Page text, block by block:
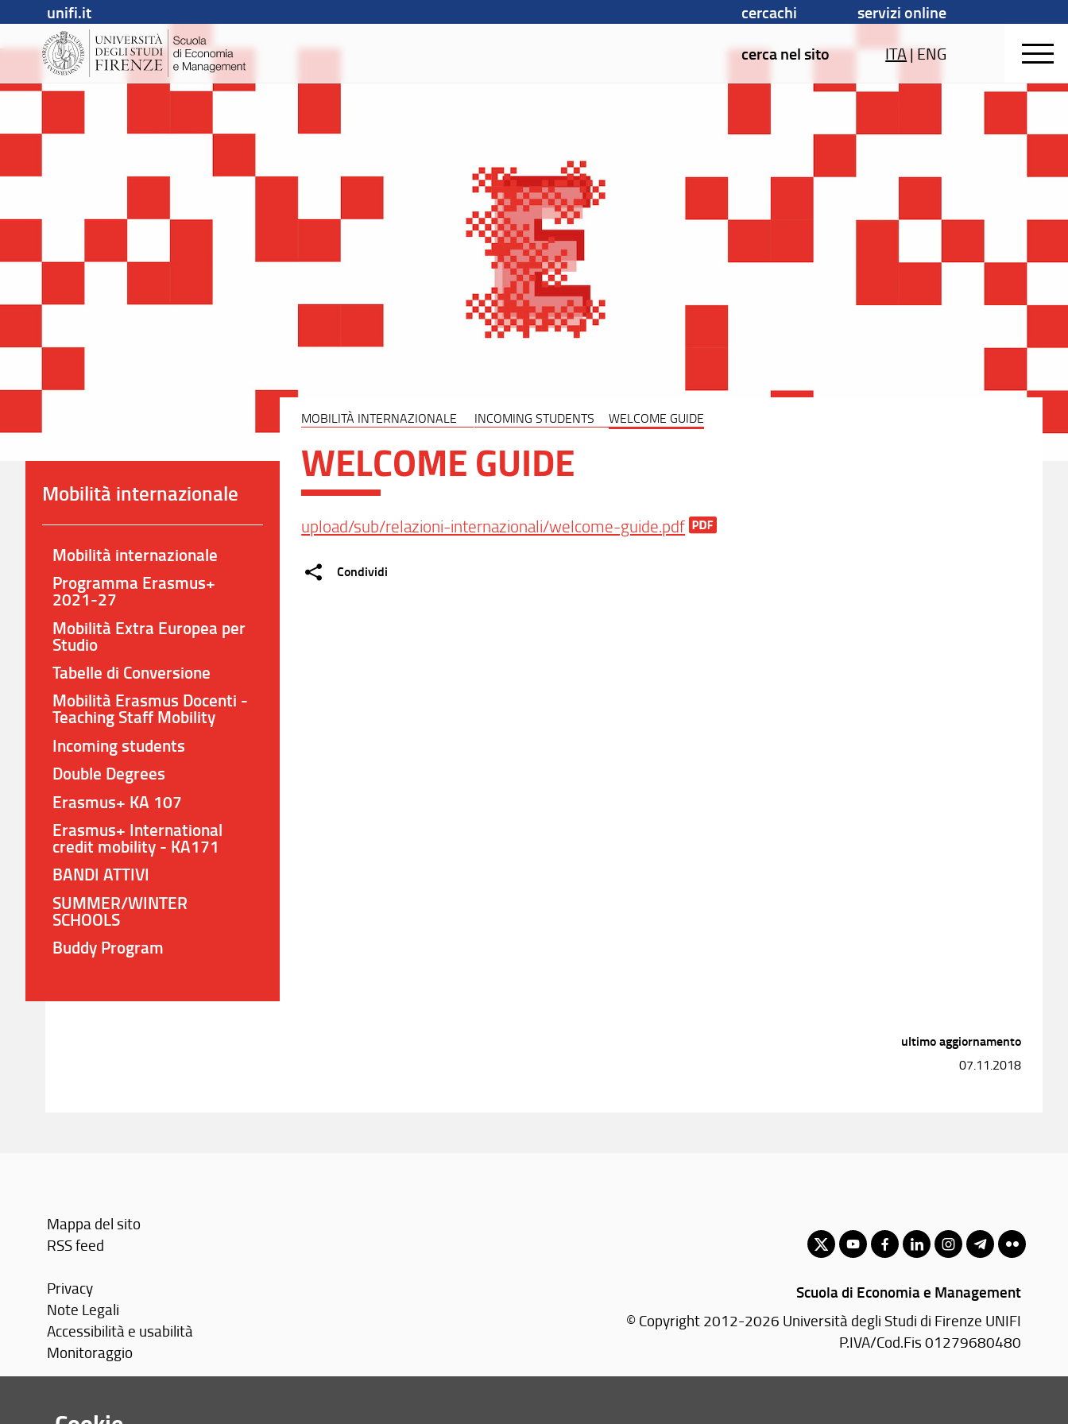
unifi.it cercachi
servizi online
cerca nel sito
ITA|ENG
MOBILITÀ INTERNAZIONALE INCOMING STUDENTS WELCOME GUIDE
WELCOME GUIDE
upload/sub/relazioni-internazionali/welcome-guide.pdf
Condividi
Mobilità internazionale
Mobilità internazionale
Programma Erasmus+
2021-27
Mobilità Extra Europea per
Studio
Tabelle di Conversione
Mobilità Erasmus Docenti -
Teaching Staff Mobility
Incoming students
Double Degrees
Erasmus+ KA 107
Erasmus+ International
credit mobility - KA171
BANDI ATTIVI
SUMMER/WINTER
SCHOOLS
Buddy Program
ultimo aggiornamento
07.11.2018
Mappa del sito
RSS feed
Privacy
Note Legali
Accessibilità e usabilità
Monitoraggio
Scuola di Economia e Management
© Copyright 2012-2026 Università degli Studi di Firenze UNIFI
P.IVA/Cod.Fis 01279680480